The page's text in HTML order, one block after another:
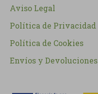
Aviso Legal
Política de Privacidad
Política de Cookies
Envíos y Devoluciones